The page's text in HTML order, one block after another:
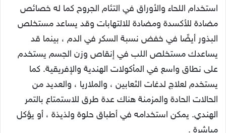
استخدام اللحاء والأوراق في التئام الجروح كما له خصائص
مضادة للأكسدة ومضادة للالتهابات وقد يساعد مستخلص
البذور أيضًا في خفض نسبة السكر في الدم ، بينما قد
يساعدك مستخلص اللب في إنقاص وزن الجسم يستخدم
على نطاق واسع في المأكولات الهندية والإفريقية. كما
يستخدم لعلاج لدغات الثعابين ، والملاريا ، والعديد من
الحالات الحادة والمزمنة هناك عدة طرق للاستمتاع بالتمر
الهندي. يمكن استخدامه في أطباق حلوة ولذيذة ، أو يؤكل
مباشرة .